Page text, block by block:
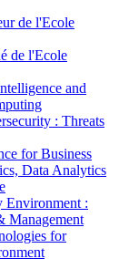
de l'Ecole
de l'Ecole
and
: Threats
for Business
Data Analytics
:
Management
for